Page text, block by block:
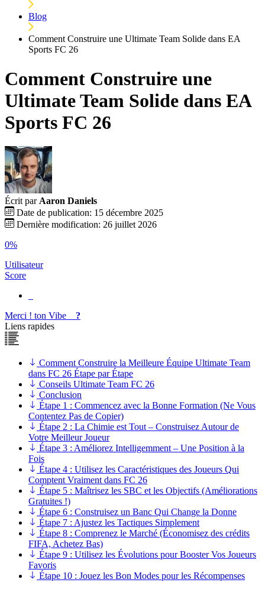
Blog
Comment Construire une Ultimate Team Solide dans EA
Sports FC 26
Comment Construire une
Ultimate Team Solide dans EA
Sports FC 26
Écrit par Aaron Daniels
Date de publication: 15 décembre 2025
Dernière modification: 26 juillet 2026
0%
Utilisateur
Score
Merci ! ton Vibe
?
Liens rapides
Comment Construire la Meilleure Équipe Ultimate Team
dans FC 26 Étape par Étape
Conseils Ultimate Team FC 26
Conclusion
Étape 1 : Commencez avec la Bonne Formation (Ne Vous
Contentez Pas de Copier)
Étape 2 : La Chimie est Tout – Construisez Autour de
Votre Meilleur Joueur
Étape 3 : Améliorez Intelligemment – Une Position à la
Fois
Étape 4 : Utilisez les Caractéristiques des Joueurs Qui
Comptent Vraiment dans FC 26
Étape 5 : Maîtrisez les SBC et les Objectifs (Améliorations
Gratuites !)
Étape 6 : Construisez un Banc Qui Change la Donne
Étape 7 : Ajustez les Tactiques Simplement
Étape 8 : Comprenez le Marché (Économisez des crédits
FIFA, Achetez Bas)
Étape 9 : Utilisez les Évolutions pour Booster Vos Joueurs
Favoris
Étape 10 : Jouez les Bon Modes pour les Récompenses